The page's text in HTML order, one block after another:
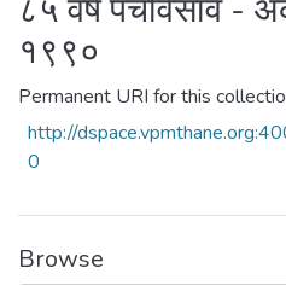
८५ वर्ष पंचविसावें -
१९९०
Permanent URI for this
http://
0
Browse